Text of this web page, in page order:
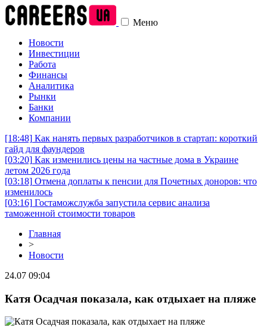
Меню
Новости
Инвестиции
Работа
Финансы
Аналитика
Рынки
Банки
Компании
[18:48] Как нанять первых разработчиков в стартап: короткий
гайд для фаундеров
[03:20] Как изменились цены на частные дома в Украине
летом 2026 года
[03:18] Отмена доплаты к пенсии для Почетных доноров: что
изменилось
[03:16] Гостаможслужба запустила сервис анализа
таможенной стоимости товаров
Главная
>
Новости
24.07 09:04
Катя Осадчая показала, как отдыхает на пляже